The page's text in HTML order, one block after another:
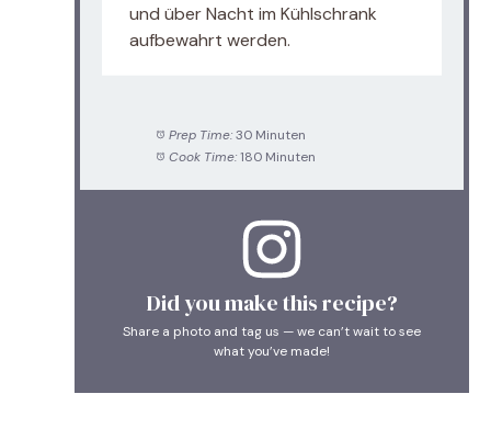
und über Nacht im Kühlschrank
aufbewahrt werden.
Prep Time: 30 Minuten
Cook Time: 180 Minuten
Did you make this recipe?
Share a photo and tag us — we can’t wait to see
what you’ve made!